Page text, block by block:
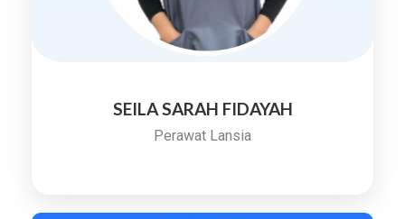
SEILA SARAH FIDAYAH
Perawat Lansia